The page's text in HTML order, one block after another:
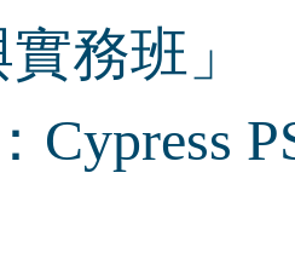
務班」
Cypress